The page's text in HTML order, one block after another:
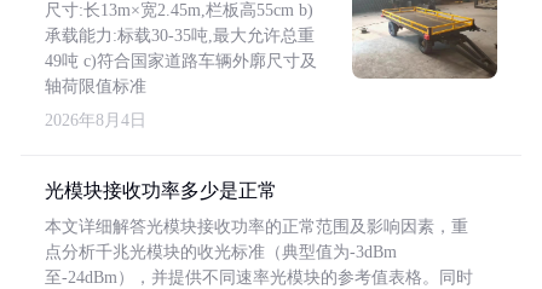
尺寸:长13m×宽2.45m,栏板高55cm b)
承载能力:标载30-35吨,最大允许总重
49吨 c)符合国家道路车辆外廓尺寸及
轴荷限值标准
2026年8月4日
光模块接收功率多少是正常
本文详细解答光模块接收功率的正常范围及影响因素，重
点分析千兆光模块的收光标准（典型值为-3dBm
至-24dBm），并提供不同速率光模块的参考值表格。同时